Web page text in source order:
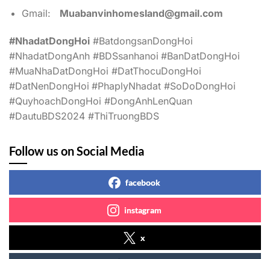
Gmail: Muabanvinhomesland@gmail.com
#NhadatDongHoi #BatdongsanDongHoi
#NhadatDongAnh #BDSsanhanoi #BanDatDongHoi
#MuaNhaDatDongHoi #DatThocuDongHoi
#DatNenDongHoi #PhaplyNhadat #SoDoDongHoi
#QuyhoachDongHoi #DongAnhLenQuan
#DautuBDS2024 #ThiTruongBDS
Follow us on Social Media
facebook
instagram
x